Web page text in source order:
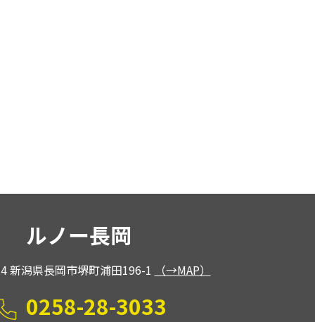
ルノー長岡
新潟県長岡市堺町浦田196-1 （→MAP）
0258-28-3033